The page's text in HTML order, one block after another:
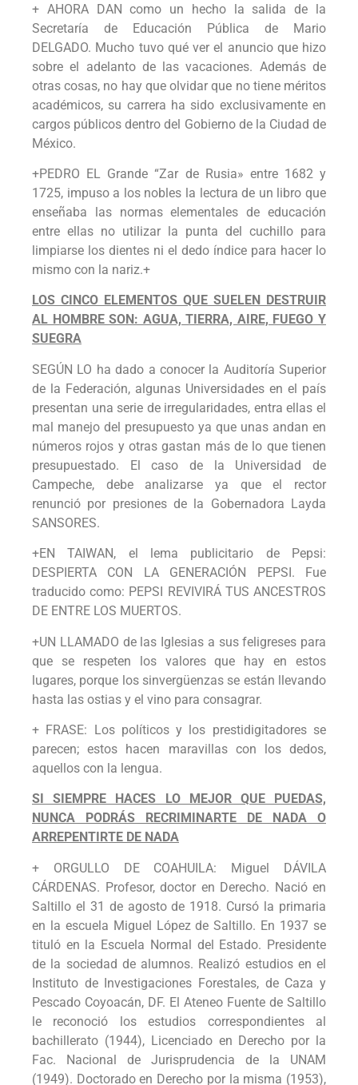
+ AHORA DAN como un hecho la salida de la
Secretaría de Educación Pública de Mario
DELGADO. Mucho tuvo qué ver el anuncio que hizo
sobre el adelanto de las vacaciones. Además de
otras cosas, no hay que olvidar que no tiene méritos
académicos, su carrera ha sido exclusivamente en
cargos públicos dentro del Gobierno de la Ciudad de
México.
+PEDRO EL Grande “Zar de Rusia» entre 1682 y
1725, impuso a los nobles la lectura de un libro que
enseñaba las normas elementales de educación
entre ellas no utilizar la punta del cuchillo para
limpiarse los dientes ni el dedo índice para hacer lo
mismo con la nariz.+
LOS CINCO ELEMENTOS QUE SUELEN DESTRUIR
AL HOMBRE SON: AGUA, TIERRA, AIRE, FUEGO Y
SUEGRA
SEGÚN LO ha dado a conocer la Auditoría Superior
de la Federación, algunas Universidades en el país
presentan una serie de irregularidades, entra ellas el
mal manejo del presupuesto ya que unas andan en
números rojos y otras gastan más de lo que tienen
presupuestado. El caso de la Universidad de
Campeche, debe analizarse ya que el rector
renunció por presiones de la Gobernadora Layda
SANSORES.
+EN TAIWAN, el lema publicitario de Pepsi:
DESPIERTA CON LA GENERACIÓN PEPSI. Fue
traducido como: PEPSI REVIVIRÁ TUS ANCESTROS
DE ENTRE LOS MUERTOS.
+UN LLAMADO de las Iglesias a sus feligreses para
que se respeten los valores que hay en estos
lugares, porque los sinvergüenzas se están llevando
hasta las ostias y el vino para consagrar.
+ FRASE: Los políticos y los prestidigitadores se
parecen; estos hacen maravillas con los dedos,
aquellos con la lengua.
SI SIEMPRE HACES LO MEJOR QUE PUEDAS,
NUNCA PODRÁS RECRIMINARTE DE NADA O
ARREPENTIRTE DE NADA
+ ORGULLO DE COAHUILA: Miguel DÁVILA
CÁRDENAS. Profesor, doctor en Derecho. Nació en
Saltillo el 31 de agosto de 1918. Cursó la primaria
en la escuela Miguel López de Saltillo. En 1937 se
tituló en la Escuela Normal del Estado. Presidente
de la sociedad de alumnos. Realizó estudios en el
Instituto de Investigaciones Forestales, de Caza y
Pescado Coyoacán, DF. El Ateneo Fuente de Saltillo
le reconoció los estudios correspondientes al
bachillerato (1944), Licenciado en Derecho por la
Fac. Nacional de Jurisprudencia de la UNAM
(1949). Doctorado en Derecho por la misma (1953),